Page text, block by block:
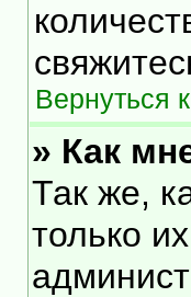
Вернуться
» Как
Так же,
только